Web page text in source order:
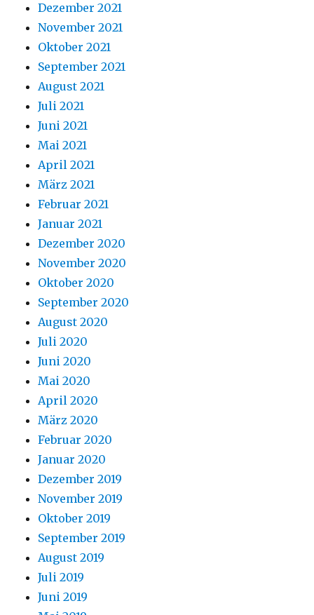
Dezember 2021
November 2021
Oktober 2021
September 2021
August 2021
Juli 2021
Juni 2021
Mai 2021
April 2021
März 2021
Februar 2021
Januar 2021
Dezember 2020
November 2020
Oktober 2020
September 2020
August 2020
Juli 2020
Juni 2020
Mai 2020
April 2020
März 2020
Februar 2020
Januar 2020
Dezember 2019
November 2019
Oktober 2019
September 2019
August 2019
Juli 2019
Juni 2019